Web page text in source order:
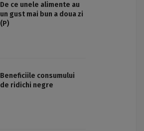
De ce unele alimente au
un gust mai bun a doua zi
(P)
Beneficiile consumului
de ridichi negre